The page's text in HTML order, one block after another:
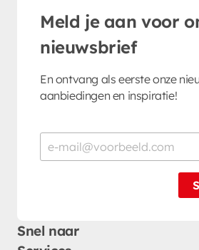
Meld je aan voor
nieuwsbrief
En ontvang als eerste onze
aanbiedingen en inspiratie!
Snel naar